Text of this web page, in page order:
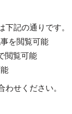
記の通りです。
を閲覧可能
閲覧可能
わせください。